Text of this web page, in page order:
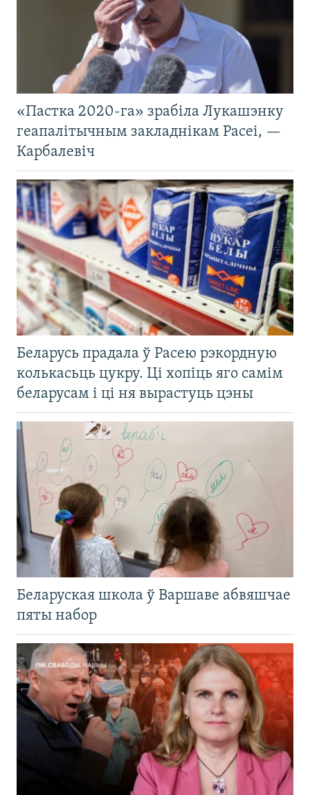
«Пастка 2020-га» зрабіла Лукашэнку
геапалітычным закладнікам Расеі, —
Карбалевіч
Беларусь прадала ў Расею рэкордную
колькасьць цукру. Ці хопіць яго самім
беларусам і ці ня вырастуць цэны
Беларуская школа ў Варшаве абвяшчае
пяты набор